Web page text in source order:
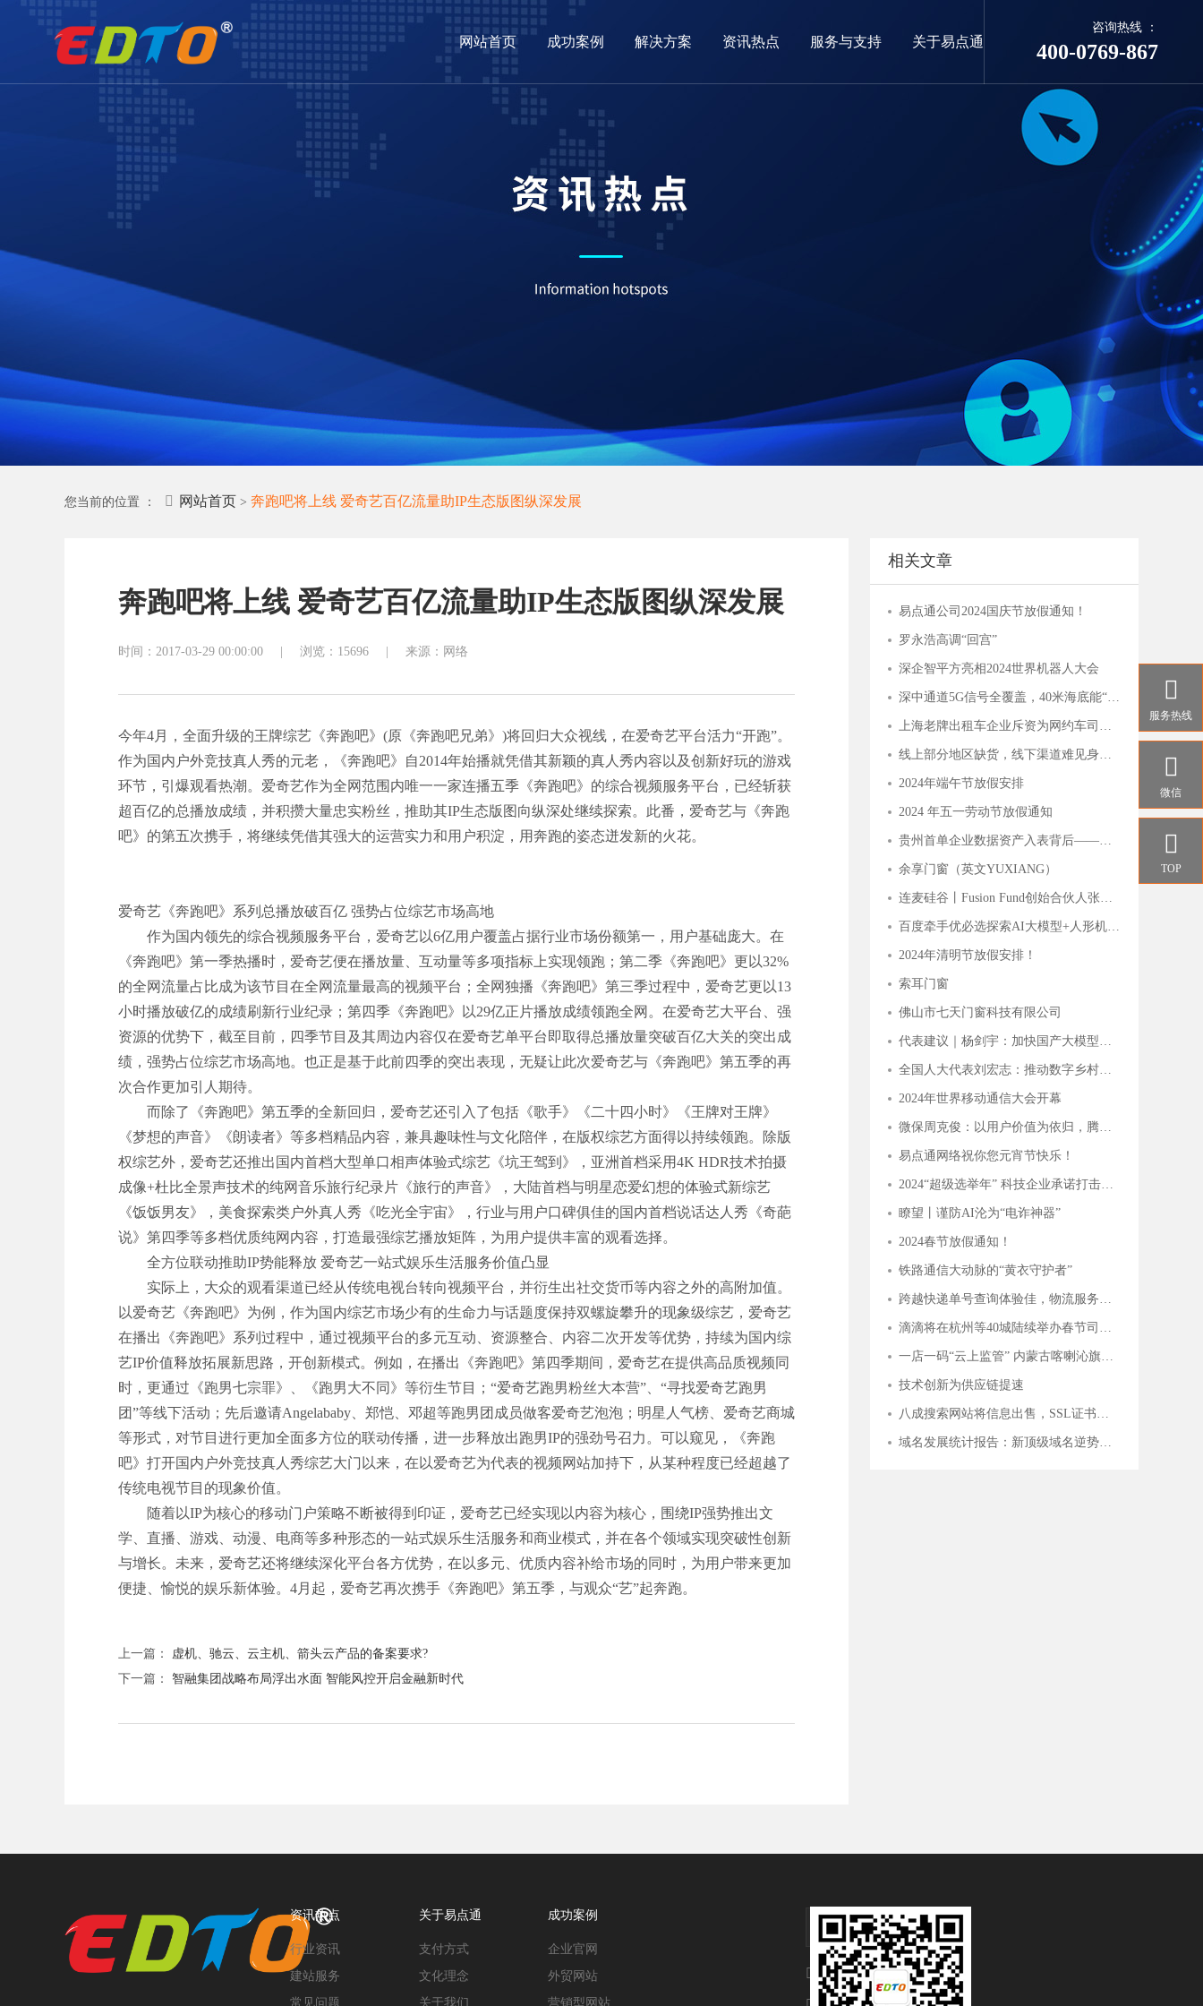
网站首页 成功案例
企业官网 营销型网站
解决方案
小程序定制 推广方案
资讯热点
建站服务 常见问题
服务与支持
技术实力
关于易点通
文化理念 关于我们
咨询热线 ：
400-0769-867
精品案例
环保科技
小程序
外贸网站
03
新闻动态
网站建设
小程序
联系易点通
地址：佛山市东莞大道环球经贸中心（台
400-0769-867
您当前的位置 ： 网站首页 > 奔跑吧将上线 爱奇艺百亿流量助IP生态版图纵深发展
奔跑吧将上线 爱奇艺百亿流量助IP生态版图纵深发展
时间：2017-03-29 00:00:00 浏览：15696 来源：网络
今年4月，全面升级的王牌综艺《奔跑吧》(原《奔跑吧兄弟》)将回归大众视线，在爱奇艺平台活力“开跑”。
作为国内户外竞技真人秀的元老，《奔跑吧》自2014年始播就凭借其新颖的真人秀内容以及创新好玩的游戏
环节，引爆观看热潮。爱奇艺作为全网范围内唯一一家连播五季《奔跑吧》的综合视频服务平台，已经斩获
超百亿的总播放成绩，并积攒大量忠实粉丝，推助其IP生态版图向纵深处继续探索。此番，爱奇艺与《奔跑
吧》的第五次携手，将继续凭借其强大的运营实力和用户积淀，用奔跑的姿态迸发新的火花。
爱奇艺《奔跑吧》系列总播放破百亿 强势占位综艺市场高地
作为国内领先的综合视频服务平台，爱奇艺以6亿用户覆盖占据行业市场份额第一，用户基础庞大。在
《奔跑吧》第一季热播时，爱奇艺便在播放量、互动量等多项指标上实现领跑；第二季《奔跑吧》更以32%
的全网流量占比成为该节目在全网流量最高的视频平台；全网独播《奔跑吧》第三季过程中，爱奇艺更以13
小时播放破亿的成绩刷新行业纪录；第四季《奔跑吧》以29亿正片播放成绩领跑全网。在爱奇艺大平台、强
资源的优势下，截至目前，四季节目及其周边内容仅在爱奇艺单平台即取得总播放量突破百亿大关的突出成
绩，强势占位综艺市场高地。也正是基于此前四季的突出表现，无疑让此次爱奇艺与《奔跑吧》第五季的再
次合作更加引人期待。
而除了《奔跑吧》第五季的全新回归，爱奇艺还引入了包括《歌手》《二十四小时》《王牌对王牌》
《梦想的声音》《朗读者》等多档精品内容，兼具趣味性与文化陪伴，在版权综艺方面得以持续领跑。除版
权综艺外，爱奇艺还推出国内首档大型单口相声体验式综艺《坑王驾到》，亚洲首档采用4K HDR技术拍摄
成像+杜比全景声技术的纯网音乐旅行纪录片《旅行的声音》，大陆首档与明星恋爱幻想的体验式新综艺
《饭饭男友》，美食探索类户外真人秀《吃光全宇宙》，行业与用户口碑俱佳的国内首档说话达人秀《奇葩
说》第四季等多档优质纯网内容，打造最强综艺播放矩阵，为用户提供丰富的观看选择。
全方位联动推助IP势能释放 爱奇艺一站式娱乐生活服务价值凸显
实际上，大众的观看渠道已经从传统电视台转向视频平台，并衍生出社交货币等内容之外的高附加值。
以爱奇艺《奔跑吧》为例，作为国内综艺市场少有的生命力与话题度保持双螺旋攀升的现象级综艺，爱奇艺
在播出《奔跑吧》系列过程中，通过视频平台的多元互动、资源整合、内容二次开发等优势，持续为国内综
艺IP价值释放拓展新思路，开创新模式。例如，在播出《奔跑吧》第四季期间，爱奇艺在提供高品质视频同
时，更通过《跑男七宗罪》、《跑男大不同》等衍生节目；“爱奇艺跑男粉丝大本营”、“寻找爱奇艺跑男
团”等线下活动；先后邀请Angelababy、郑恺、邓超等跑男团成员做客爱奇艺泡泡；明星人气榜、爱奇艺商城
等形式，对节目进行更加全面多方位的联动传播，进一步释放出跑男IP的强劲号召力。可以窥见，《奔跑
吧》打开国内户外竞技真人秀综艺大门以来，在以爱奇艺为代表的视频网站加持下，从某种程度已经超越了
传统电视节目的现象价值。
随着以IP为核心的移动门户策略不断被得到印证，爱奇艺已经实现以内容为核心，围绕IP强势推出文
学、直播、游戏、动漫、电商等多种形态的一站式娱乐生活服务和商业模式，并在各个领域实现突破性创新
与增长。未来，爱奇艺还将继续深化平台各方优势，在以多元、优质内容补给市场的同时，为用户带来更加
便捷、愉悦的娱乐新体验。4月起，爱奇艺再次携手《奔跑吧》第五季，与观众“艺”起奔跑。
上一篇： 虚机、驰云、云主机、箭头云产品的备案要求?
下一篇： 智融集团战略布局浮出水面 智能风控开启金融新时代
相关文章
易点通公司2024国庆节放假通知！
罗永浩高调“回宫”
深企智平方亮相2024世界机器人大会
深中通道5G信号全覆盖，40米海底能“冲浪”
上海老牌出租车企业斥资为网约车司机搭建爱心驿站，背后是何打算？
线上部分地区缺货，线下渠道难见身影，主播“倒下”的钟薛高，品牌还能撑多久
2024年端午节放假安排
2024 年五一劳动节放假通知
贵州首单企业数据资产入表背后——贵阳大数据交易所的“接二连三”
余享门窗（英文YUXIANG）
连麦硅谷丨Fusion Fund创始合伙人张璐：一切才刚刚开始，这些AI细分赛道有潜力
百度牵手优必选探索AI大模型+人形机器人应用，关注人工智能AIETF（515070）与 机器人ETF（562500）
2024年清明节放假安排！
索耳门窗
佛山市七天门窗科技有限公司
代表建议｜杨剑宇：加快国产大模型发展，分行业出台落地指引
全国人大代表刘宏志：推动数字乡村建设 激发乡村振兴“数智力量”
2024年世界移动通信大会开幕
微保周克俊：以用户价值为依归，腾讯微保打造保险帮手服务价值体系
易点通网络祝你您元宵节快乐！
2024“超级选举年” 科技企业承诺打击滥用人工智能干扰选举
瞭望丨谨防AI沦为“电诈神器”
2024春节放假通知！
铁路通信大动脉的“黄衣守护者”
跨越快递单号查询体验佳，物流服务覆盖多行业
滴滴将在杭州等40城陆续举办春节司机福利站，致谢司机师傅辛勤付出
一店一码“云上监管” 内蒙古喀喇沁旗市场监管局“互联网+明厨亮灶”持续发力
技术创新为供应链提速
八成搜索网站将信息出售，SSL证书守护用户安全
域名发展统计报告：新顶级域名逆势上扬
资讯热点
行业资讯
建站服务
常见问题
关于易点通
支付方式
文化理念
关于我们
成功案例
企业官网
外贸网站
营销型网站
佛山
 400 061 3686

服务热线

微信

TOP